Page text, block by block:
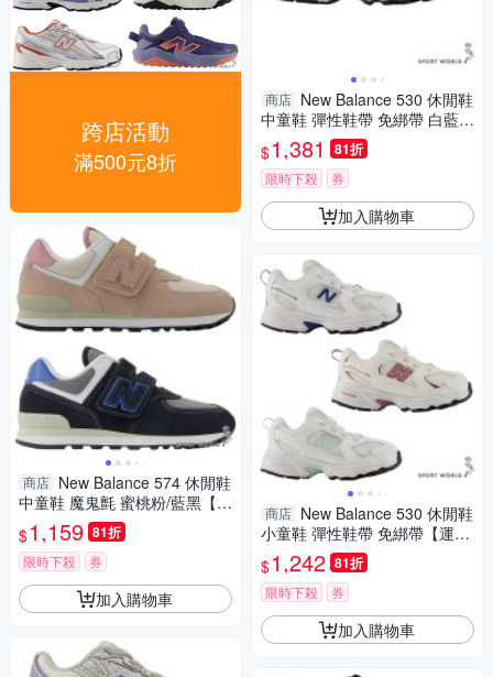
跨店活動
滿500元8折
商店 New Balance 574 休閒鞋
中童鞋 魔鬼氈 蜜桃粉/藍黑【運
動世界】PV574QTC-W/PV574
QRB-W
$1,159 81折
限時下殺 券
加入購物車
商店 New Balance 530 休閒鞋
中童鞋 彈性鞋帶 免綁帶 白藍
【運動世界】P5303WR-W
$1,381 81折
限時下殺 券
加入購物車
商店 New Balance 530 休閒鞋
小童鞋 彈性鞋帶 免綁帶【運動
世界】I5304KR-W/I5306TM-
W/I5307CJ-W
$1,242 81折
限時下殺 券
加入購物車